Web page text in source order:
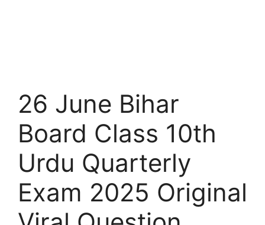
26 June Bihar
Board Class 10th
Urdu Quarterly
Exam 2025 Original